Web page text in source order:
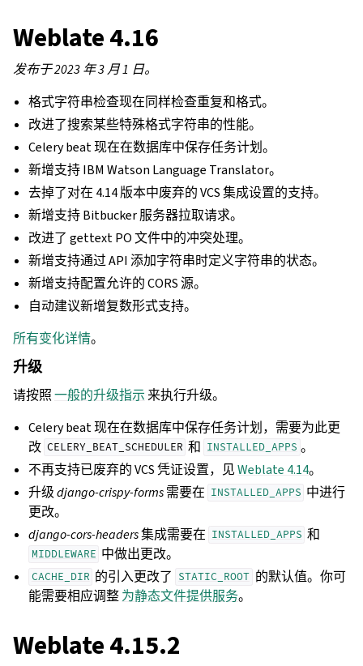
Weblate 4.16
发布于 2023 年 3 月 1 日。
格式字符串检查现在同样检查重复和格式。
改进了搜索某些特殊格式字符串的性能。
Celery beat 现在在数据库中保存任务计划。
新增支持 IBM Watson Language Translator。
去掉了对在 4.14 版本中废弃的 VCS 集成设置的支持。
新增支持 Bitbucker 服务器拉取请求。
改进了 gettext PO 文件中的冲突处理。
新增支持通过 API 添加字符串时定义字符串的状态。
新增支持配置允许的 CORS 源。
自动建议新增复数形式支持。
所有变化详情。
升级
请按照一般的升级指示 来执行升级。
Celery beat 现在在数据库中保存任务计划，需要为此更
改 CELERY_BEAT_SCHEDULER 和 INSTALLED_APPS 。
不再支持已废弃的 VCS 凭证设置，见Weblate 4.14。
升级django-crispy-forms需要在 INSTALLED_APPS 中进行
更改。
django-cors-headers集成需要在 INSTALLED_APPS 和
MIDDLEWARE 中做出更改。
CACHE_DIR 的引入更改了 STATIC_ROOT 的默认值。你可
能需要相应调整为静态文件提供服务。
Weblate 4.15.2